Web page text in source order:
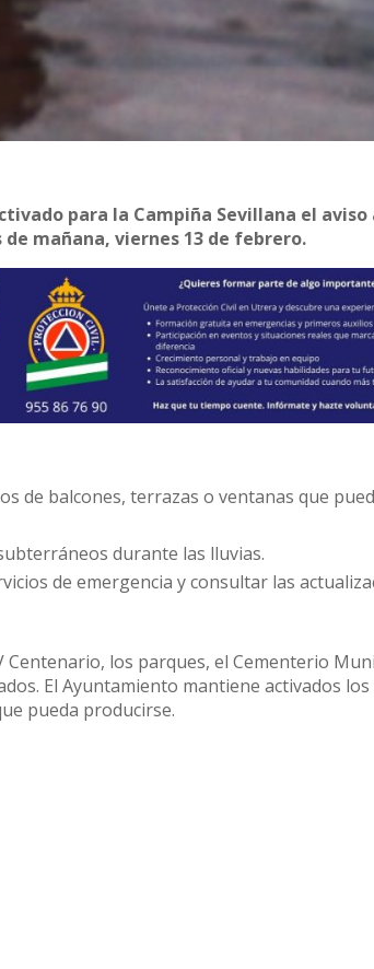
para la Campiña Sevillana el
de mañana, viernes 13 de febrero.
de balcones, terrazas o ventanas que
durante las lluvias.
de emergencia y consultar las
los parques, el Cementerio
El Ayuntamiento mantiene activados los
pueda producirse.